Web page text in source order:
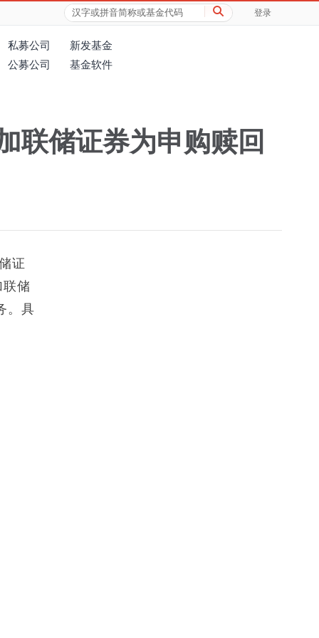
登录
私募公司
新发基金
公募公司
基金软件
联储证券为申购赎回
证
储
。具